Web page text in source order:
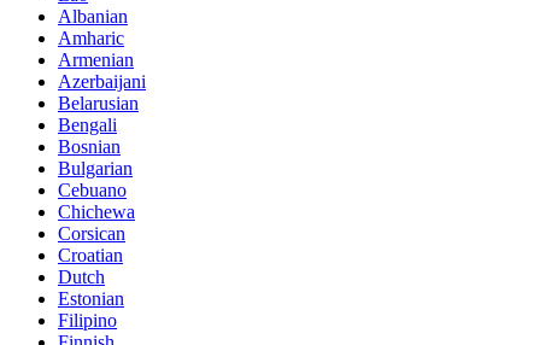
Albanian
Amharic
Armenian
Azerbaijani
Belarusian
Bengali
Bosnian
Bulgarian
Cebuano
Chichewa
Corsican
Croatian
Dutch
Estonian
Filipino